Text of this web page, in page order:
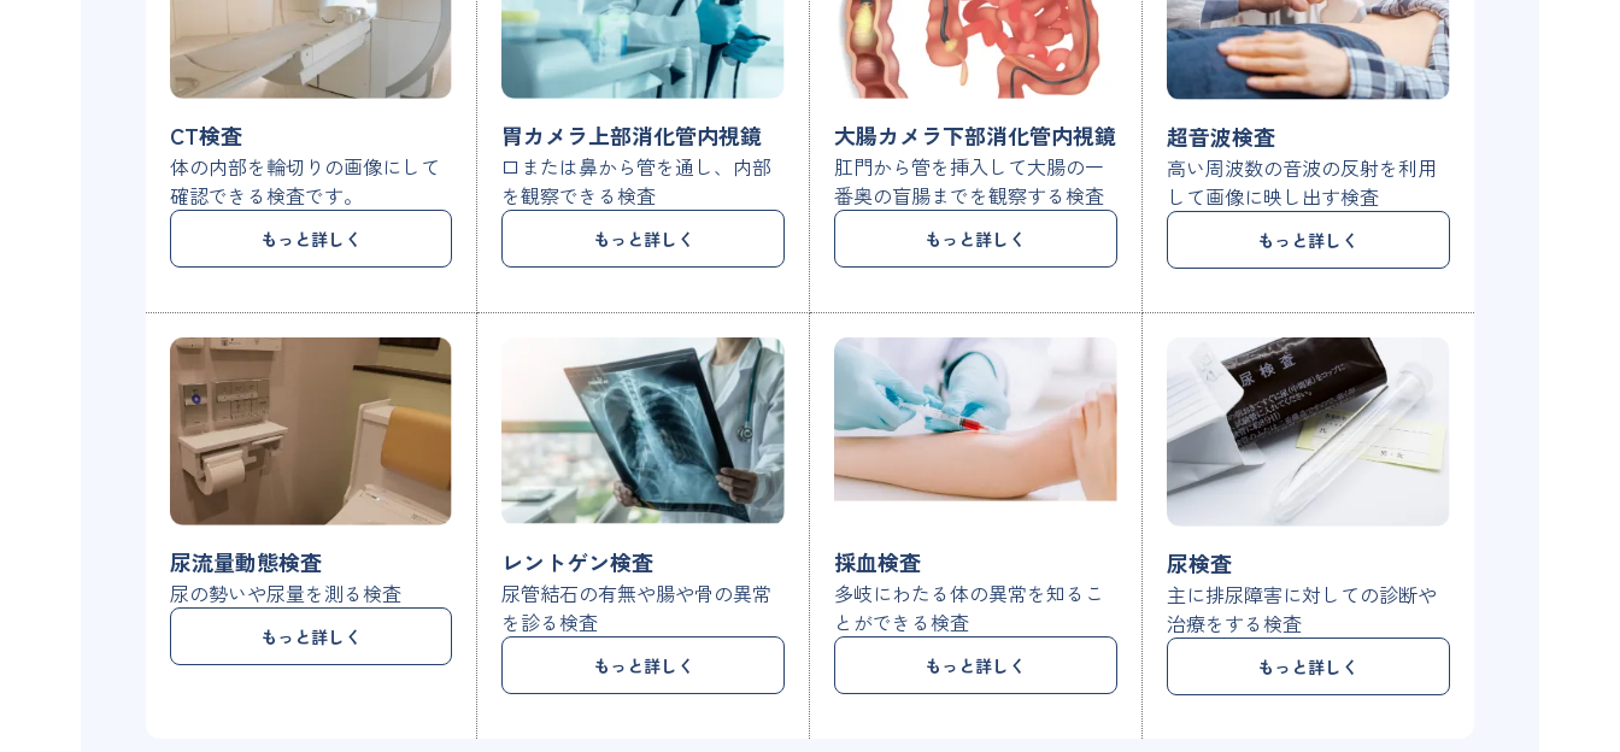
CT検査
体の内部を輪切りの画像にして
確認できる検査です。
もっと詳しく
胃カメラ上部消化管内視鏡
口または鼻から管を通し、内部
を観察できる検査
もっと詳しく
大腸カメラ下部消化管内視鏡
肛門から管を挿入して大腸の一
番奥の盲腸までを観察する検査
もっと詳しく
超音波検査
高い周波数の音波の反射を利用
して画像に映し出す検査
もっと詳しく
尿流量動態検査
尿の勢いや尿量を測る検査
もっと詳しく
レントゲン検査
尿管結石の有無や腸や骨の異常
を診る検査
もっと詳しく
採血検査
多岐にわたる体の異常を知るこ
とができる検査
もっと詳しく
尿検査
主に排尿障害に対しての診断や
治療をする検査
もっと詳しく